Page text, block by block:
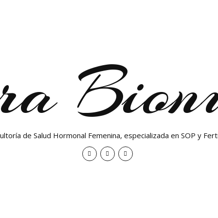
de Salud Hormonal Femenina, especializada en SOP y